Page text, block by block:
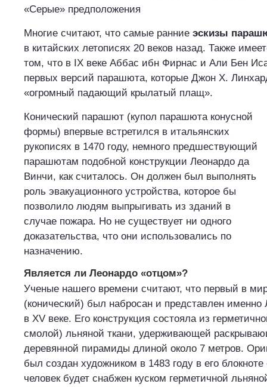
«Серые» предположения
Многие считают, что самые ранние эскизы
в китайских летописях 20 веков назад. Также
том, что в ІХ веке Аббас ибн Фирнас и Али Бен
первых версий парашюта, которые Джон Х.
«огромный падающий крылатый плащ».
Конический парашют (купол парашюта конусной
формы) впервые встретился в итальянских
рукописях в 1470 году, немного предшествующий
парашютам подобной конструкции Леонардо да
Винчи, как считалось. Он должен был выполнять
роль эвакуационного устройства, которое бы
позволило людям выпрыгивать из зданий в
случае пожара. Но не существует ни одного
доказательства, что они использовались по
назначению.
Является ли Леонардо «отцом»?
Ученые нашего времени считают, что первый в
(конический) был набросан и представлен
в XV веке. Его конструкция состояла из
смолой) льняной ткани, удерживающей
деревянной пирамиды длиной около 7 метров.
был создан художником в 1483 году в его
человек будет снабжен куском герметичной